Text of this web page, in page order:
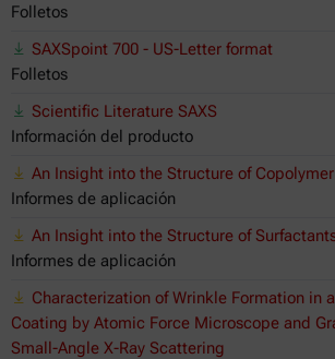
Folletos
SAXSpoint 700 - US-Letter format
Folletos
Scientific Literature SAXS
Información del producto
An Insight into the Structure of
Informes de aplicación
An Insight into the Structure of
Informes de aplicación
Characterization of Wrinkle Formation in
Coating by Atomic Force Microscope and
Small-Angle X-Ray Scattering